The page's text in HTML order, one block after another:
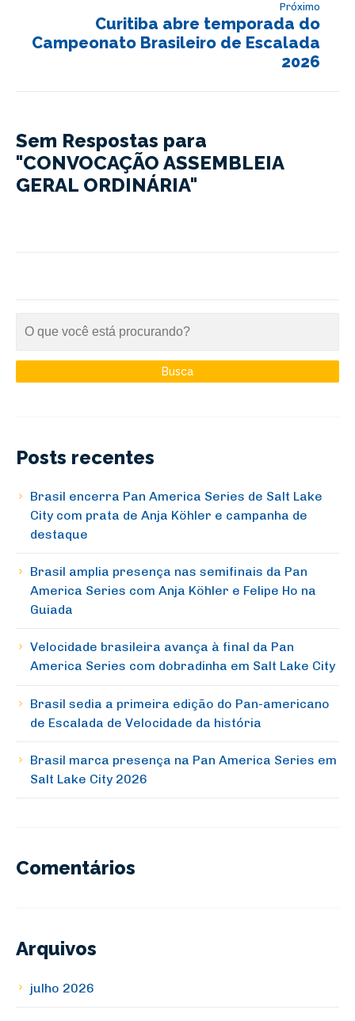
Próximo
Curitiba abre temporada do
Campeonato Brasileiro de Escalada
2026
Sem Respostas para
"CONVOCAÇÃO ASSEMBLEIA
GERAL ORDINÁRIA"
Posts recentes
Brasil encerra Pan America Series de Salt Lake
City com prata de Anja Köhler e campanha de
destaque
Brasil amplia presença nas semifinais da Pan
America Series com Anja Köhler e Felipe Ho na
Guiada
Velocidade brasileira avança à final da Pan
America Series com dobradinha em Salt Lake City
Brasil sedia a primeira edição do Pan-americano
de Escalada de Velocidade da história
Brasil marca presença na Pan America Series em
Salt Lake City 2026
Comentários
Arquivos
julho 2026